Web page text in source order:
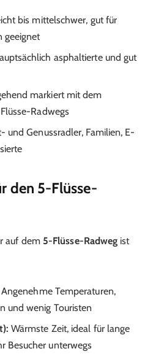
bis mittelschwer, gut für
geeignet
asphaltierte und gut
markiert mit dem
Radwegs
und Genussradler, Familien, E-
den 5-Flüsse-
auf dem 5-Flüsse-Radweg ist
Angenehme Temperaturen,
und wenig Touristen
Wärmste Zeit, ideal für lange
Besucher unterwegs